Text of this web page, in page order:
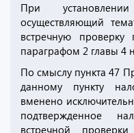
При
осуществляющий
встречную проверку
параграфом 2 главы 4
По смыслу пункта 47
данному пункту
вменено
подтвержденное
встречной